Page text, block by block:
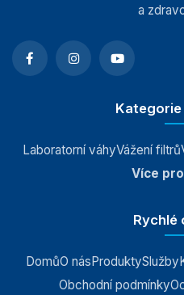
a
Laboratorní váhyVážení filtrů
Více
Rychlé
DomůO násProduktySlužby
Obchodní podmínky